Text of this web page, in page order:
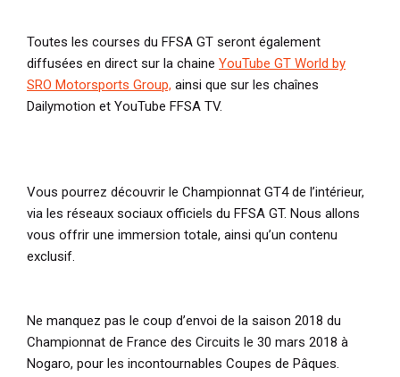
Toutes les courses du FFSA GT seront également
diffusées en direct sur la chaine YouTube GT World by
SRO Motorsports Group, ainsi que sur les chaînes
Dailymotion et YouTube FFSA TV.
Vous pourrez découvrir le Championnat GT4 de l’intérieur,
via les réseaux sociaux officiels du FFSA GT. Nous allons
vous offrir une immersion totale, ainsi qu’un contenu
exclusif.
Ne manquez pas le coup d’envoi de la saison 2018 du
Championnat de France des Circuits le 30 mars 2018 à
Nogaro, pour les incontournables Coupes de Pâques.